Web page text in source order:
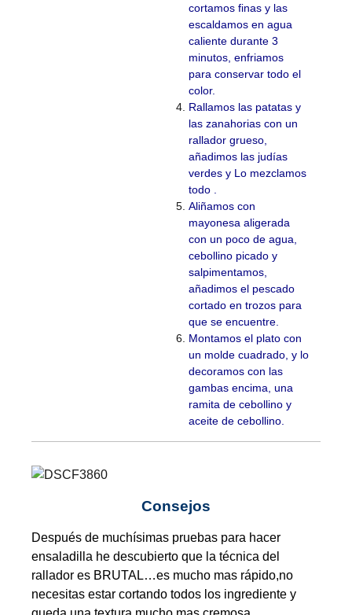
cortamos finas y las
escaldamos en agua
caliente durante 3
minutos, enfriamos
para conservar todo el
color.
Rallamos las patatas y
las zanahorias con un
rallador grueso,
añadimos las judías
verdes y Lo mezclamos
todo .
Aliñamos con
mayonesa aligerada
con un poco de agua,
cebollino picado y
salpimentamos,
añadimos el pescado
cortado en trozos para
que se encuentre.
Montamos el plato con
un molde cuadrado, y lo
decoramos con las
gambas encima, una
ramita de cebollino y
aceite de cebollino.
Consejos
Después de muchísimas pruebas para hacer
ensaladilla he descubierto que la técnica del
rallador es BRUTAL…es mucho mas rápido,no
necesitas estar cortando todos los ingrediente y